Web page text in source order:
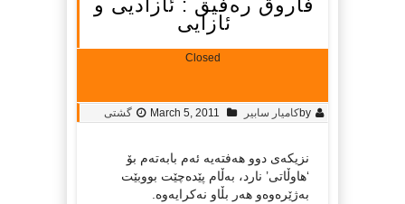
فاروق ره‌فیق : ئازادیی و
ئازایی
Closed
byکامیار سابیر March 5, 2011 گشتی
نزیکه‌ی دوو هه‌فته‌یه‌ ئه‌م بابه‌ته‌م بۆ
‘هاوڵاتی’ نارد، به‌ڵام پێده‌چێت بووبێت
به‌ژێره‌وه‌و هه‌ر بڵاو نه‌کرایه‌وه‌.